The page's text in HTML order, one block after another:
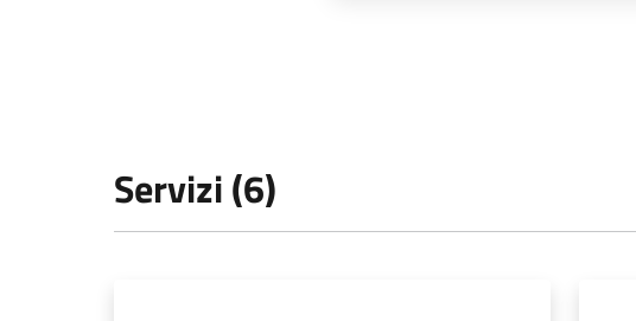
Servizi (6)